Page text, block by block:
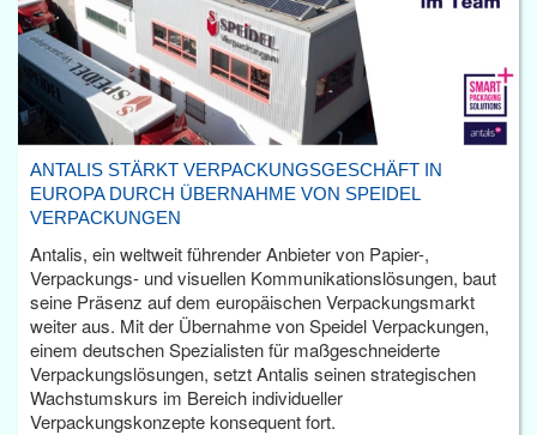
ANTALIS STÄRKT VERPACKUNGSGESCHÄFT IN
EUROPA DURCH ÜBERNAHME VON SPEIDEL
VERPACKUNGEN
Antalis, ein weltweit führender Anbieter von Papier-,
Verpackungs- und visuellen Kommunikationslösungen, baut
seine Präsenz auf dem europäischen Verpackungsmarkt
weiter aus. Mit der Übernahme von Speidel Verpackungen,
einem deutschen Spezialisten für maßgeschneiderte
Verpackungslösungen, setzt Antalis seinen strategischen
Wachstumskurs im Bereich individueller
Verpackungskonzepte konsequent fort.